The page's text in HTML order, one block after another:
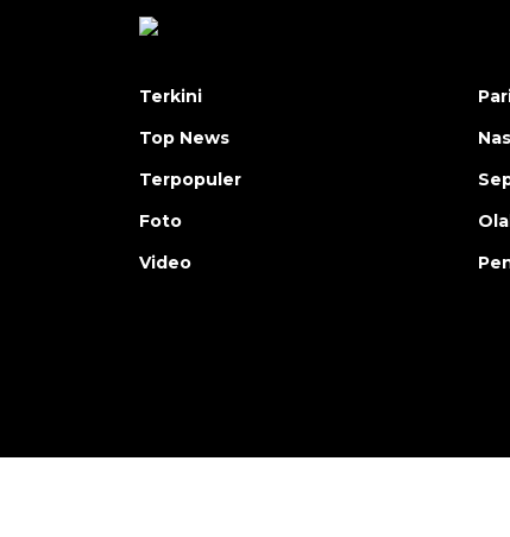
Terkini
Top News
Terpopuler
Foto
Video